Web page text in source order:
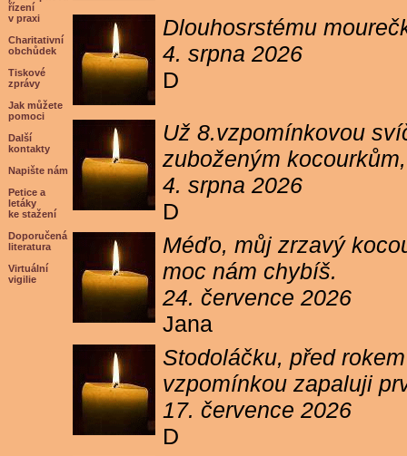
řízení
v praxi
Charitativní
obchůdek
Tiskové
zprávy
Jak můžete
pomoci
Další
kontakty
Napište nám
Petice a
letáky
ke stažení
Doporučená
literatura
Virtuální
vigilie
Dlouhosrstému
4. srpna 2026
D
Už 8.vzpomínkovou
zuboženým
4. srpna 2026
D
Méďo, můj zrzavý
moc nám chybíš.
24. července 2026
Jana
Stodoláčku, před
vzpomínkou zapaluji
17. července 2026
D